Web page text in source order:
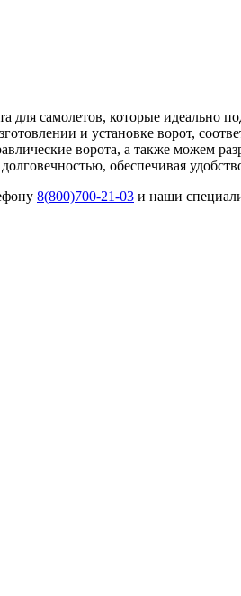
самолетов, которые идеально
и установке ворот,
ворота, а также можем
обеспечивая
8(800)700-21-03 и наши